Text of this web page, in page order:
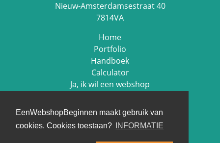
EenWebshopBeginnen maakt gebruik van
cookies. Cookies toestaan?
INFORMATIE
Nieuw-Amsterdamsestraat 40
7814VA
Home
Portfolio
Handboek
Calculator
Ja, ik wil een webshop
Cookie beleid
Privacy beleid